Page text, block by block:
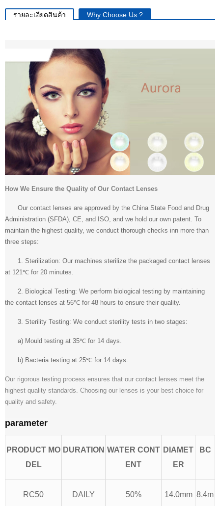
รายละเอียดสินค้า Why Choose Us ?
How We Ensure the Quality of Our Contact Lenses
Our contact lenses are approved by the China State Food and Drug
Administration (SFDA), CE, and ISO, and we hold our own patent. To
maintain the highest quality, we conduct thorough checks inn more than
three steps:
1. Sterilization: Our machines sterilize the packaged contact lenses
at 121℃ for 20 minutes.
2. Biological Testing: We perform biological testing by maintaining
the contact lenses at 56℃ for 48 hours to ensure their quality.
3. Sterility Testing: We conduct sterility tests in two stages:
a) Mould testing at 35℃ for 14 days.
b) Bacteria testing at 25℃ for 14 days.
Our rigorous testing process ensures that our contact lenses meet the
highest quality standards. Choosing our lenses is your best choice for
quality and safety.
parameter
PRODUCT MO
DEL
DURATION WATER CONT
ENT
DIAMET
ER
BC
RC50 DAILY 50% 14.0mm 8.4m